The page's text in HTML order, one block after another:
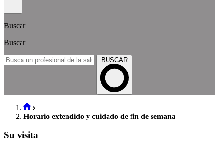
Buscar
Buscar
BUSCAR
Horario extendido y cuidado de fin de semana
Su visita